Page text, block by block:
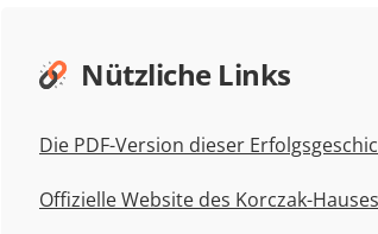
Nützliche Links
Die PDF-Version dieser
Offizielle Website des Korczak-